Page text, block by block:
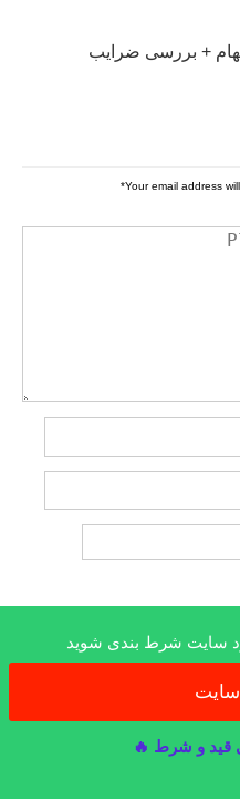
+ بررسی ضرایب
Your email address
*
سایت شرط بندی شوید
سایت